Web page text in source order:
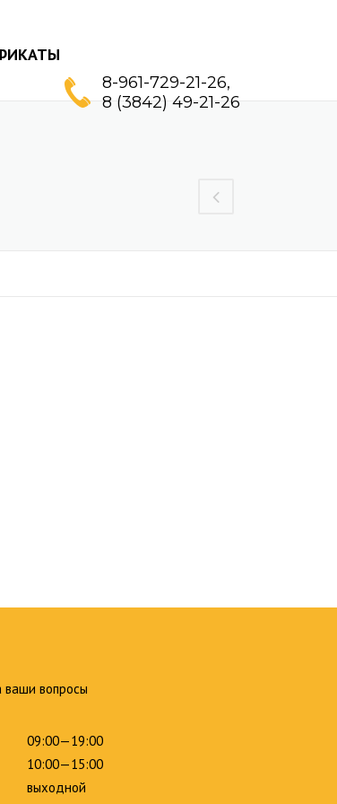
8-961-729-21-26,
8 (3842) 49-21-26
вопросы
09:00—19:00
10:00—15:00
выходной